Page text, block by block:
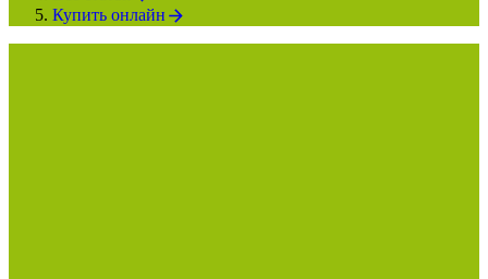
Купить онлайн